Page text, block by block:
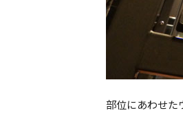
部位にあわせた